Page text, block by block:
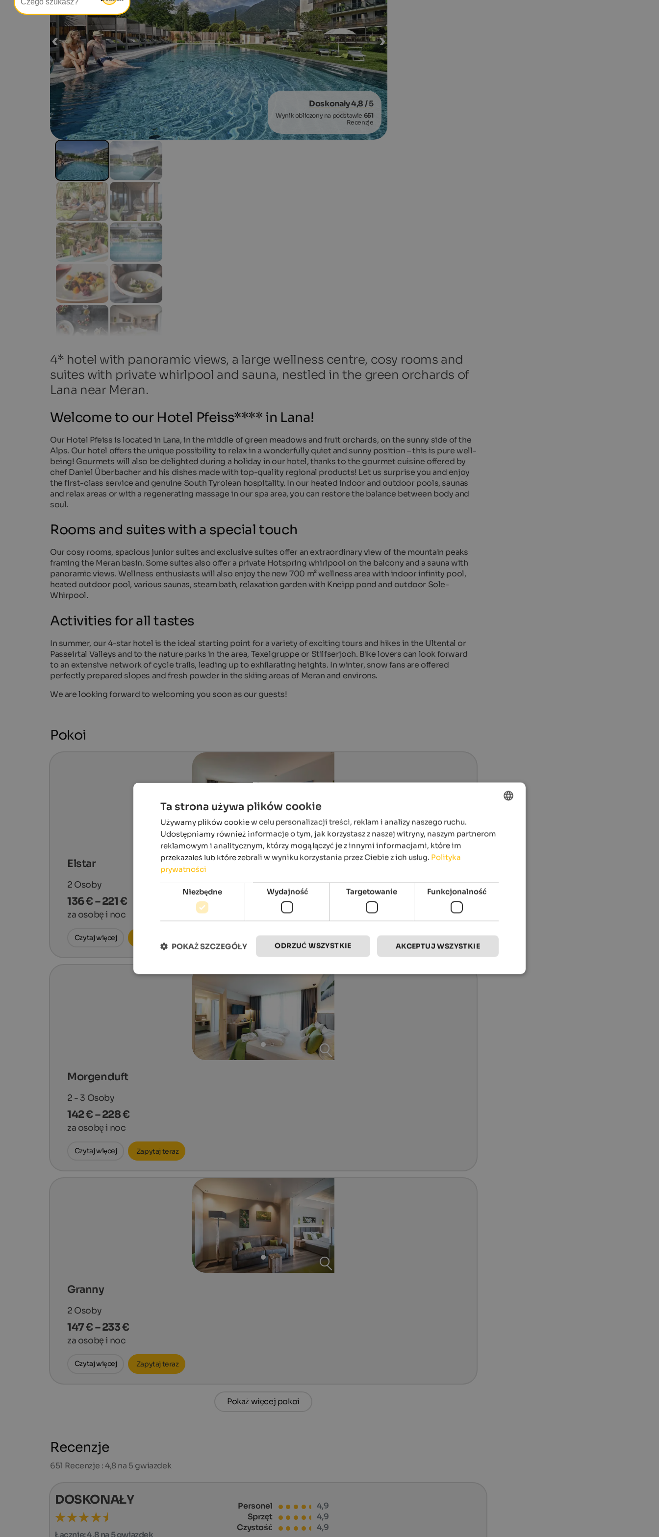
Doskonały 4,8/ 5
Wynik obliczony na podstawie 651
Recenzje
4* hotel with panoramic views, a large wellness centre, cosy rooms and
suites with private whirlpool and sauna, nestled in the green orchards of
Lana near Meran.
Welcome to our Hotel Pfeiss**** in Lana!
Our Hotel Pfeiss is located in Lana, in the middle of green meadows and fruit orchards, on the sunny side of the
Alps. Our hotel offers the unique possibility to relax in a wonderfully quiet and sunny position – this is pure well-
being! Gourmets will also be delighted during a holiday in our hotel, thanks to the gourmet cuisine offered by
chef Daniel Überbacher and his dishes made with top-quality regional products! Let us surprise you and enjoy
the first-class service and genuine South Tyrolean hospitality. In our heated indoor and outdoor pools, saunas
and relax areas or with a regenerating massage in our spa area, you can restore the balance between body and
soul.
Rooms and suites with a special touch
Our cosy rooms, spacious junior suites and exclusive suites offer an extraordinary view of the mountain peaks
framing the Meran basin. Some suites also offer a private Hotspring whirlpool on the balcony and a sauna with
panoramic views. Wellness enthusiasts will also enjoy the new 700 m² wellness area with indoor infinity pool,
heated outdoor pool, various saunas, steam bath, relaxation garden with Kneipp pond and outdoor Sole-
Whirpool.
Activities for all tastes
In summer, our 4-star hotel is the ideal starting point for a variety of exciting tours and hikes in the Ultental or
Passeirtal Valleys and to the nature parks in the area, Texelgruppe or Stilfserjoch. Bike lovers can look forward
to an extensive network of cycle trails, leading up to exhilarating heights. In winter, snow fans are offered
perfectly prepared slopes and fresh powder in the skiing areas of Meran and environs.
We are looking forward to welcoming you soon as our guests!
Pokoi
Elstar
2 Osoby
136 € – 221 €
za osobę i noc
Czytaj więcej
Morgenduft
2 - 3 Osoby
142 € – 228 €
za osobę i noc
Czytaj więcej Zapytaj teraz
Granny
2 Osoby
147 € – 233 €
za osobę i noc
Czytaj więcej Zapytaj teraz
Pokaż więcej pokoi
Recenzje
651 Recenzje : 4,8 na 5 gwiazdek
DOSKONAŁY
Łącznie:4,8 na 5 gwiazdek
Personel
4,9
Sprzęt
4,9
Czystość
4,9
POLISH
Ta strona używa plików cookie
Używamy plików cookie w celu personalizacji treści, reklam i analizy naszego ruchu.
Udostępniamy również informacje o tym, jak korzystasz z naszej witryny, naszym partnerom
reklamowym i analitycznym, którzy mogą łączyć je z innymi informacjami, które im
przekazałeś lub które zebrali w wyniku korzystania przez Ciebie z ich usług. Polityka
prywatności
Niezbędne Wydajność Targetowanie Funkcjonalność
AKCEPTUJ WSZYSTKIE
ODRZUĆ WSZYSTKIE
POKAŻ SZCZEGÓŁY